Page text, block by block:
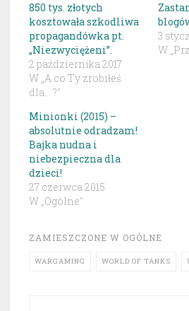
850 tys. złotych
kosztowała szkodliwa
propagandówka pt.
„Niezwyciężeni”.
2 października 2017
W „A co Ty zrobiłeś
dla... ?"
3
W
Minionki (2015) –
absolutnie odradzam!
Bajka nudna i
niebezpieczna dla
dzieci!
27 czerwca 2015
W „Ogólne"
ZAMIESZCZONE W OGÓLNE
WARGAMING WORLD OF TANKS